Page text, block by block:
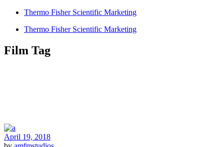
Thermo Fisher Scientific Marketing
Thermo Fisher Scientific Marketing
Film Tag
April 19, 2018